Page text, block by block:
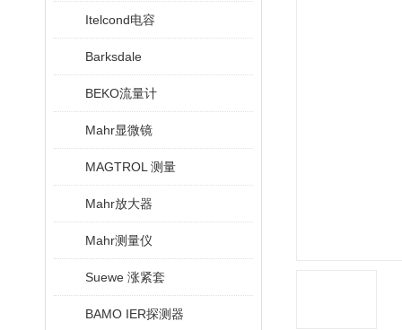
Itelcond电容
Barksdale
BEKO流量计
Mahr显微镜
MAGTROL 测量
Mahr放大器
Mahr测量仪
Suewe 涨紧套
BAMO IER探测器